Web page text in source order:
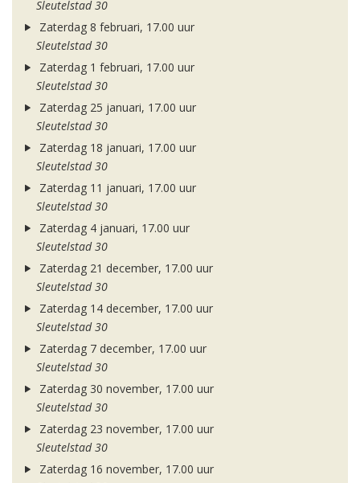
Sleutelstad 30
Zaterdag 8 februari, 17.00 uur
Sleutelstad 30
Zaterdag 1 februari, 17.00 uur
Sleutelstad 30
Zaterdag 25 januari, 17.00 uur
Sleutelstad 30
Zaterdag 18 januari, 17.00 uur
Sleutelstad 30
Zaterdag 11 januari, 17.00 uur
Sleutelstad 30
Zaterdag 4 januari, 17.00 uur
Sleutelstad 30
Zaterdag 21 december, 17.00 uur
Sleutelstad 30
Zaterdag 14 december, 17.00 uur
Sleutelstad 30
Zaterdag 7 december, 17.00 uur
Sleutelstad 30
Zaterdag 30 november, 17.00 uur
Sleutelstad 30
Zaterdag 23 november, 17.00 uur
Sleutelstad 30
Zaterdag 16 november, 17.00 uur